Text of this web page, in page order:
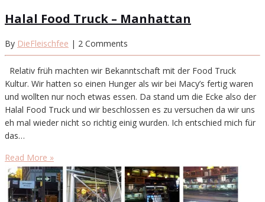
Halal Food Truck – Manhattan
By DieFleischfee | 2 Comments
Relativ früh machten wir Bekanntschaft mit der Food Truck
Kultur. Wir hatten so einen Hunger als wir bei Macy’s fertig waren
und wollten nur noch etwas essen. Da stand um die Ecke also der
Halal Food Truck und wir beschlossen es zu versuchen da wir uns
eh mal wieder nicht so richtig einig wurden. Ich entschied mich für
das…
Read More »